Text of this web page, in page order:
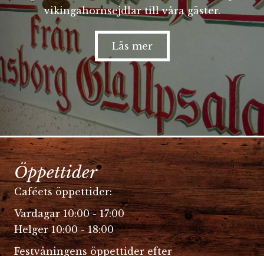
vikingahornsejdlar till våra gäster.
Läs mer
Öppettider
Caféets öppettider:
Vardagar 10:00 - 17:00
Helger 10:00 - 18:00
Festvåningens öppettider efter